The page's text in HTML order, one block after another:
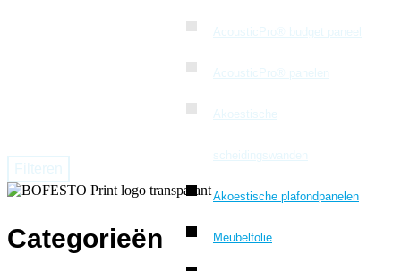
AcousticPro® budget paneel
AcousticPro® panelen
Akoestische
scheidingswanden
Akoestische plafondpanelen
Meubelfolie
Filteren
Categorieën